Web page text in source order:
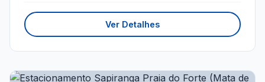
Ver Detalhes